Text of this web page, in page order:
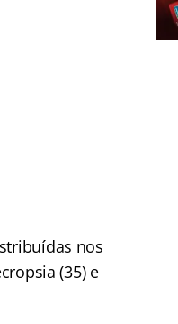
nos
(35) e